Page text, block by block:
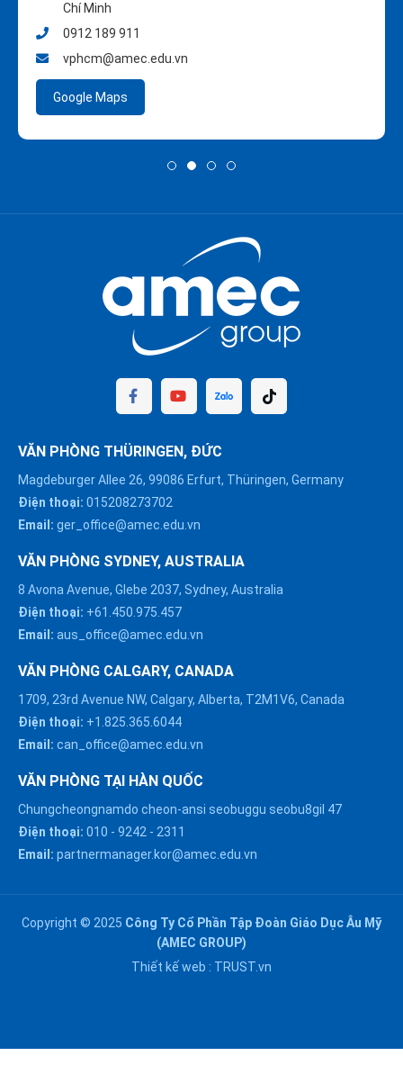
Chí Minh
0912 189 911
vphcm@amec.edu.vn
Google Maps
VĂN PHÒNG THÜRINGEN, ĐỨC
Magdeburger Allee 26, 99086 Erfurt, Thüringen, Germany
Điện thoại: 015208273702
Email: ger_office@amec.edu.vn
VĂN PHÒNG SYDNEY, AUSTRALIA
8 Avona Avenue, Glebe 2037, Sydney, Australia
Điện thoại: +61.450.975.457
Email: aus_office@amec.edu.vn
VĂN PHÒNG CALGARY, CANADA
1709, 23rd Avenue NW, Calgary, Alberta, T2M1V6, Canada
Điện thoại: +1.825.365.6044
Email: can_office@amec.edu.vn
VĂN PHÒNG TẠI HÀN QUỐC
Chungcheongnamdo cheon-ansi seobuggu seobu8gil 47
Điện thoại: 010 - 9242 - 2311
Email: partnermanager.kor@amec.edu.vn
Copyright © 2025 Công Ty Cổ Phần Tập Đoàn Giáo Dục Âu Mỹ
(AMEC GROUP)
Thiết kế web : TRUST.vn
HÀ NỘI :
0914863466
ĐÀ NẴNG :
0916082128
HỒ CHÍ MINH :
0911002551
Chat với chúng tôi trên
Zalo